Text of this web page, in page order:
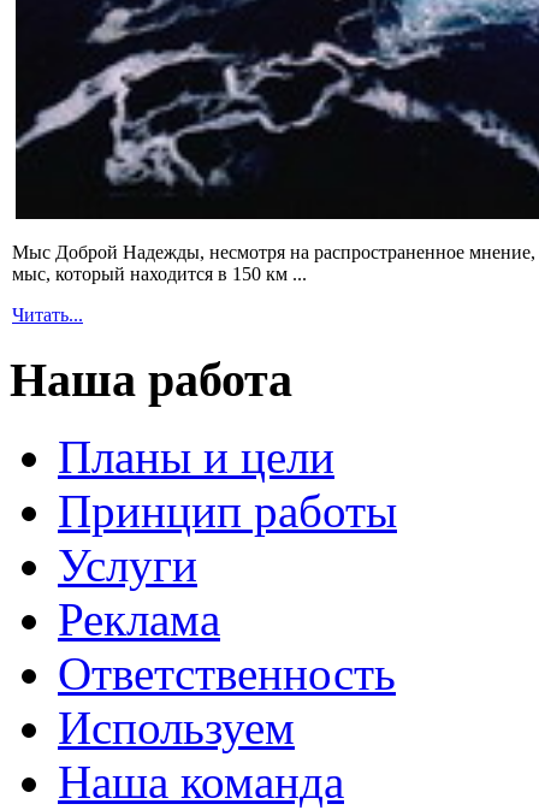
Мыс Доброй Надежды, несмотря на распространенное
мыс, который находится в 150 км ...
Читать...
Наша работа
Планы и цели
Принцип работы
Услуги
Реклама
Ответственность
Используем
Наша команда